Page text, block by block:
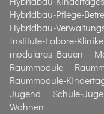
Hybridbau-Pflege-
Hybridbau-
Institute-Labore-
modulares Bauen
Raummodule
Raummodule-
Jugend
Schule-
Wohnen